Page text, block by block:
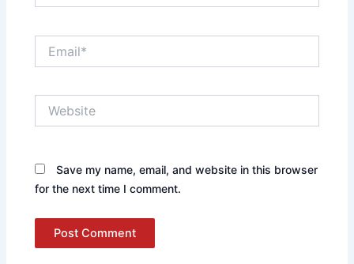
Save my name, email, and website in this browser
for the next time I comment.